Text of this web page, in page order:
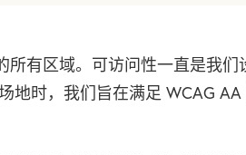
所有区域。可访问性一直是我
地时，我们旨在满足 WCAG